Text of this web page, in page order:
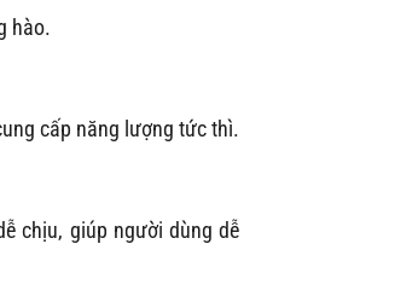
hào.
cấp năng lượng tức thì.
chịu, giúp người dùng dễ